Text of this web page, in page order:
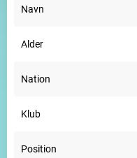
Navn
Alder
Nation
Klub
Position